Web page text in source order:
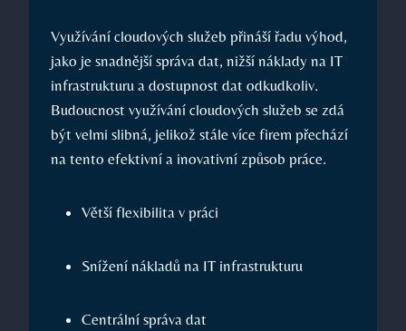
Využívání cloudových služeb přináší řadu výhod,
jako je snadnější správa dat, nižší náklady na IT
infrastrukturu a dostupnost dat odkudkoliv.
Budoucnost využívání cloudových služeb se zdá
být velmi slibná, jelikož stále více firem přechází
na tento efektivní a inovativní způsob práce.
Větší flexibilita v práci
Snížení nákladů na IT infrastrukturu
Centrální správa dat